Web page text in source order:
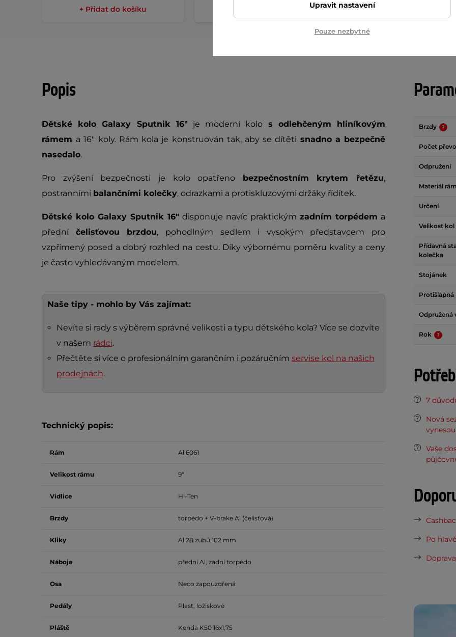
+ Přidat do košíku
Popis
Dětské kolo Galaxy Sputnik 16" je moderní kolo s odlehčeným hliníkovým
rámem a 16" koly. Rám kola je konstruován tak, aby se dítěti snadno a bezpečně
nasedalo.
Pro zvýšení bezpečnosti je kolo opatřeno bezpečnostním krytem řetězu,
postranními balančními kolečky, odrazkami a protiskluzovými držáky řídítek.
Dětské kolo Galaxy Sputnik 16" disponuje navíc praktickým zadním torpédem a
přední čelisťovou brzdou, pohodlným sedlem i vysokým představcem pro
vzpřímený posed a dobrý rozhled na cestu. Díky výbornému poměru kvality a ceny
je často vyhledávaným modelem.
Naše tipy - mohlo by Vás zajímat:
Nevíte si rady s výběrem správné velikosti a typu dětského kola? Více se dozvíte
v našem rádci.
Přečtěte si více o profesionálním garančním i pozáručním servise kol na našich
prodejnách.
Technický popis:
Rám Al 6061
Velikost rámu 9"
Vidlice Hi-Ten
Brzdy torpédo + V-brake Al (čelisťová)
Kliky Al 28 zubů,102 mm
Náboje přední Al, zadní torpédo
Osa Neco zapouzdřená
Pedály Plast, ložiskové
Pláště Kenda K50 16x1,75
Brzdy
Počet
Odpružení
Materiál
Určení
Velikost kol
Přídavná
kolečka
Stojánek
Protišlapná
Odpružená
Rok
7
Nová
Vaše
Po
Upravit nastavení
Pouze nezbytné